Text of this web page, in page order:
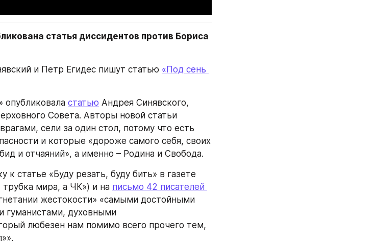
статья диссидентов против Бориса
и Петр Егидес пишут статью «Под сень
опубликовала статью Андрея Синявского,
Совета. Авторы новой статьи
сели за один стол, потому что есть
и которые «дороже самого себя, своих
и отчаяний», а именно – Родина и Свобода.
статье «Буду резать, буду бить» в газете
трубка мира, а ЧК») и на письмо 42 писателей
жестокости» «самыми достойными
духовными
любезен нам помимо всего прочего тем,